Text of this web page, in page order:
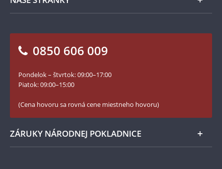
100. výročie vzniku Česko-Slovenska
Numizmatické novinky
Blog Pokladnica mincí
Facebook Národnej Pokladnice
YouTube Národnej Pokladnice
0850 606 009
Pondelok – štvrtok: 09:00–17:00
Piatok: 09:00–15:00
(Cena hovoru sa rovná cene miestneho hovoru)
ZÁRUKY NÁRODNEJ POKLADNICE